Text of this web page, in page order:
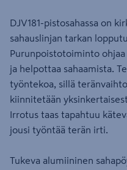
DJV181-pistosahassa on
sahauslinjan tarkan
Purunpoistotoiminto ohjaa
ja helpottaa sahaamista.
työntekoa, sillä
kiinnitetään
Irrotus taas tapahtuu
jousi työntää terän irti.
Tukeva alumiininen